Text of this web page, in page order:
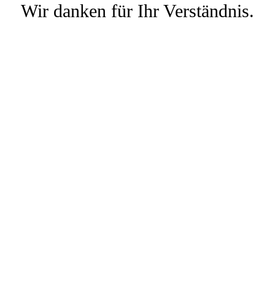
Wir danken für Ihr Verständnis.